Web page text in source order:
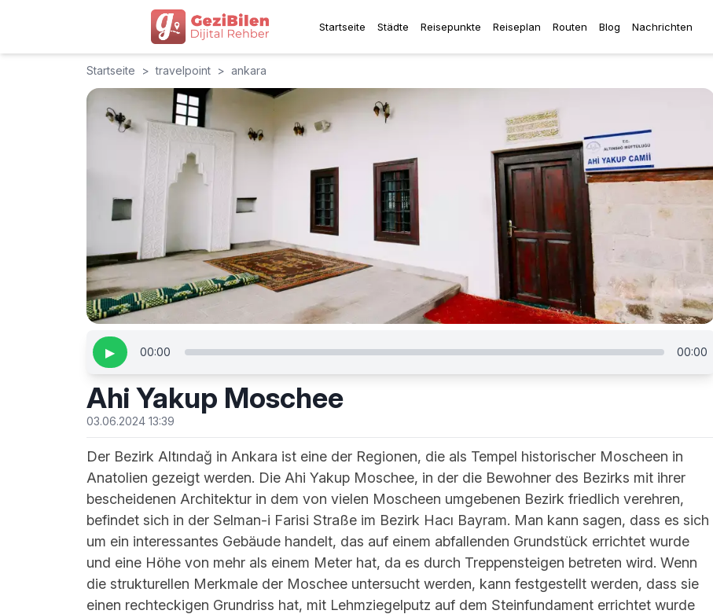
Startseite Städte Reisepunkte Reiseplan Routen Blog Nachrichten
Startseite > travelpoint > ankara
▶ 00:00 00:00
Ahi Yakup Moschee
03.06.2024 13:39
Der Bezirk Altındağ in Ankara ist eine der Regionen, die als Tempel historischer Moscheen in
Anatolien gezeigt werden. Die Ahi Yakup Moschee, in der die Bewohner des Bezirks mit ihrer
bescheidenen Architektur in dem von vielen Moscheen umgebenen Bezirk friedlich verehren,
befindet sich in der Selman-i Farisi Straße im Bezirk Hacı Bayram. Man kann sagen, dass es sich
um ein interessantes Gebäude handelt, das auf einem abfallenden Grundstück errichtet wurde
und eine Höhe von mehr als einem Meter hat, da es durch Treppensteigen betreten wird. Wenn
die strukturellen Merkmale der Moschee untersucht werden, kann festgestellt werden, dass sie
einen rechteckigen Grundriss hat, mit Lehmziegelputz auf dem Steinfundament errichtet wurde